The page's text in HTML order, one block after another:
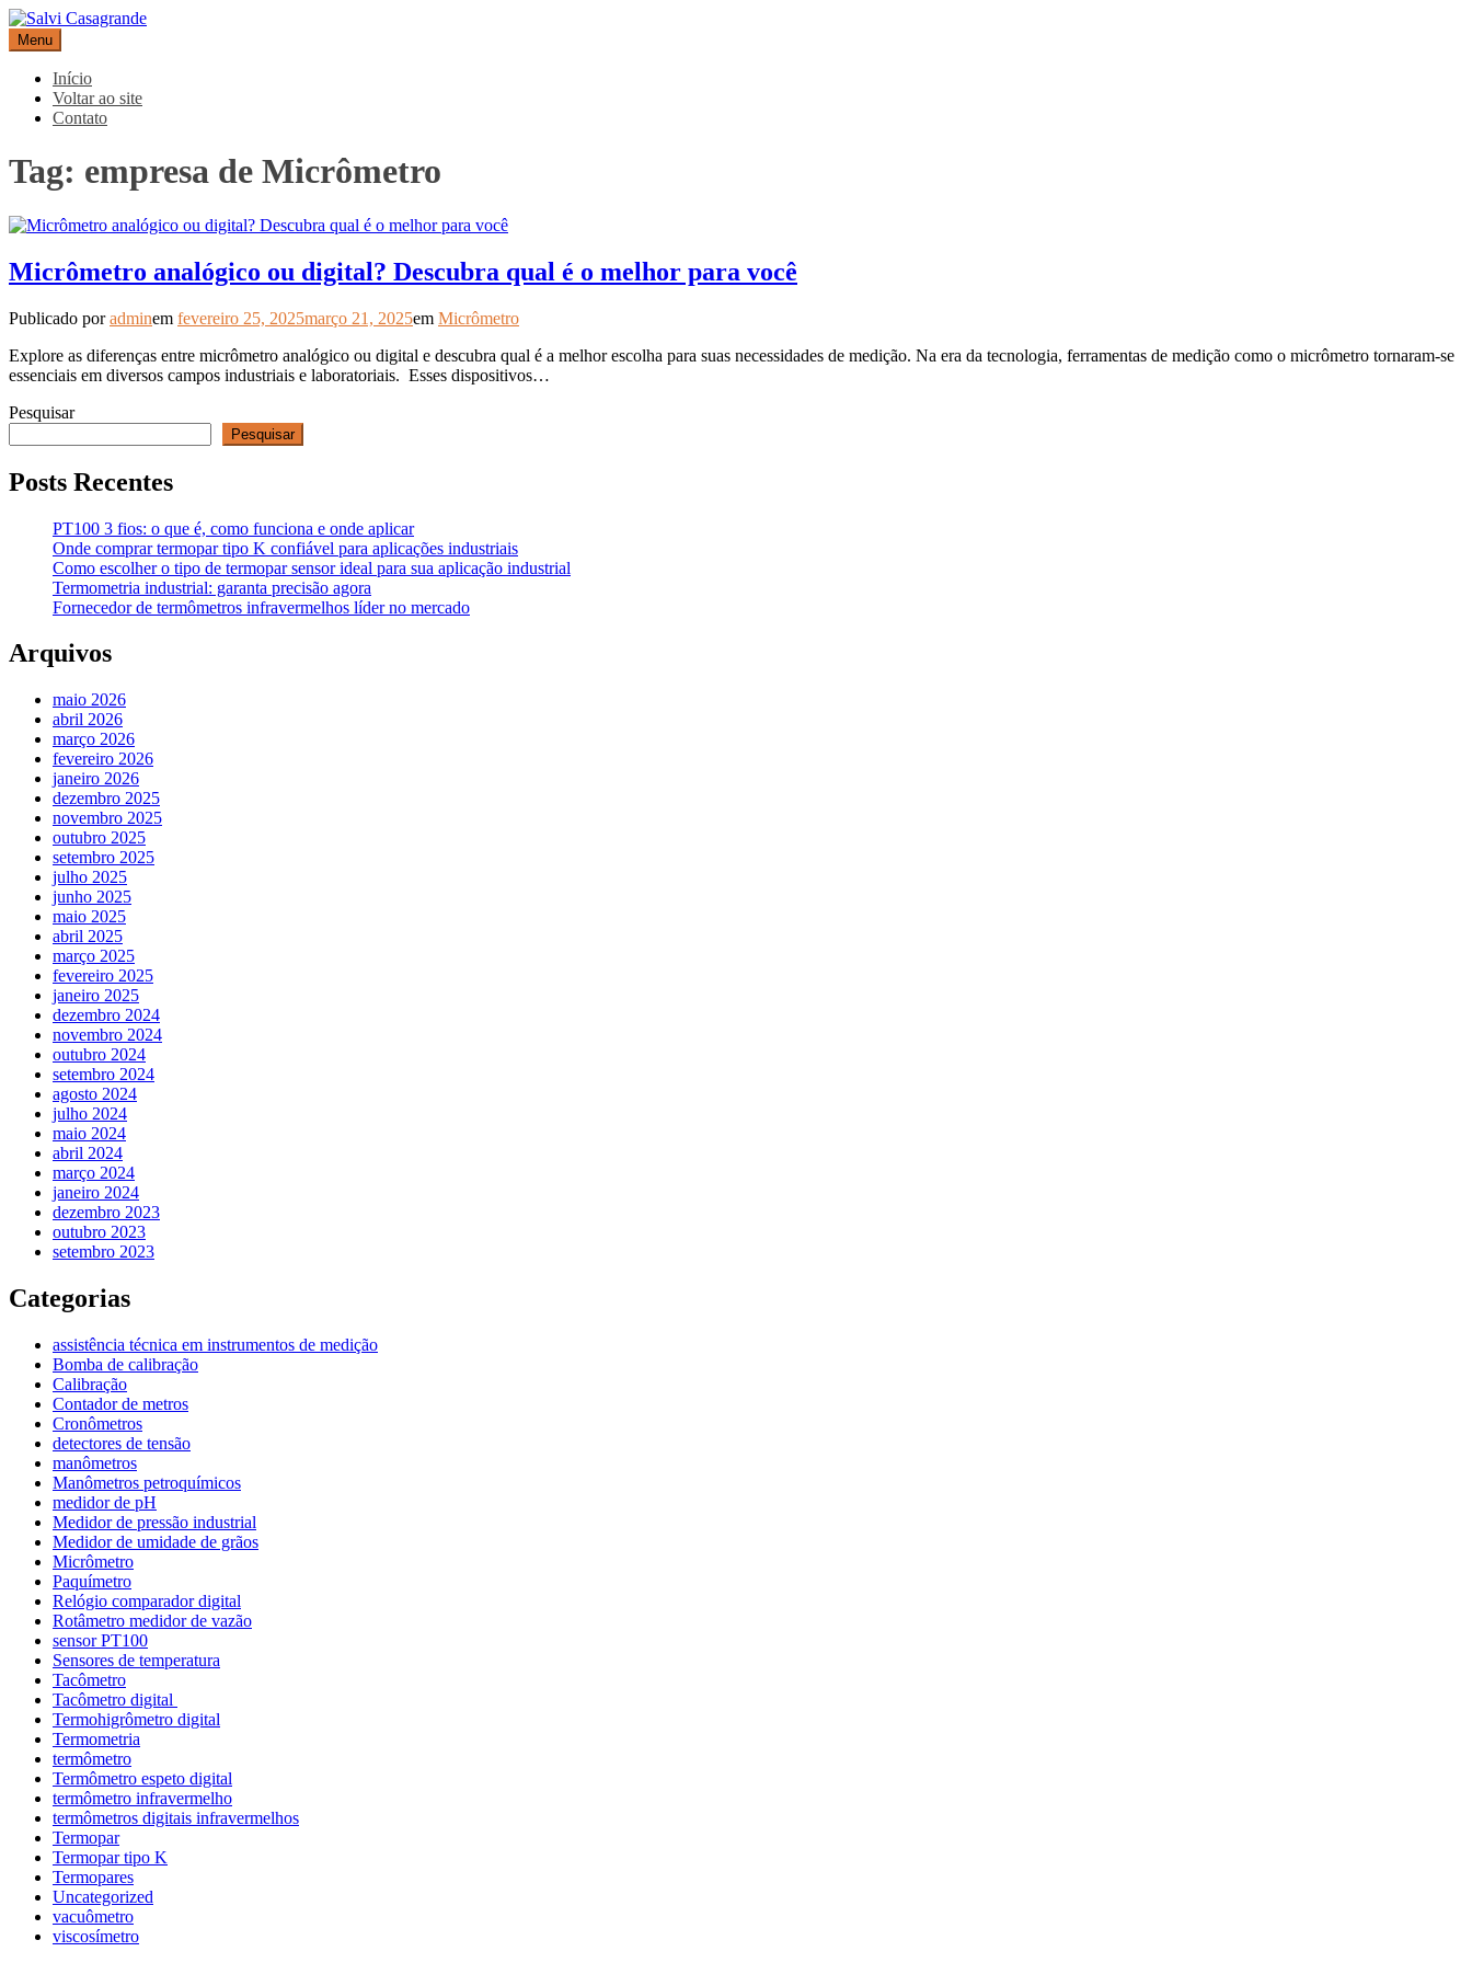
Pular
para
o
conteúdo
Salvi Casagrande
Especialistas em equipamentos de medição e automação
Menu
Início
Voltar ao site
Contato
Tag: empresa de Micrômetro
Micrômetro analógico ou digital? Descubra qual é o melhor para você
Publicado poradminem fevereiro 25, 2025março 21, 2025em Micrômetro
Explore as diferenças entre micrômetro analógico ou digital e descubra qual é a melhor escolha para suas necessidades de medição. Na era da tecnologia, ferramentas de medição como o micrômetro tornaram-se
essenciais em diversos campos industriais e laboratoriais. Esses dispositivos…
Pesquisar
Pesquisar
Posts Recentes
PT100 3 fios: o que é, como funciona e onde aplicar
Onde comprar termopar tipo K confiável para aplicações industriais
Como escolher o tipo de termopar sensor ideal para sua aplicação industrial
Termometria industrial: garanta precisão agora
Fornecedor de termômetros infravermelhos líder no mercado
Arquivos
maio 2026
abril 2026
março 2026
fevereiro 2026
janeiro 2026
dezembro 2025
novembro 2025
outubro 2025
setembro 2025
julho 2025
junho 2025
maio 2025
abril 2025
março 2025
fevereiro 2025
janeiro 2025
dezembro 2024
novembro 2024
outubro 2024
setembro 2024
agosto 2024
julho 2024
maio 2024
abril 2024
março 2024
janeiro 2024
dezembro 2023
outubro 2023
setembro 2023
Categorias
assistência técnica em instrumentos de medição
Bomba de calibração
Calibração
Contador de metros
Cronômetros
detectores de tensão
manômetros
Manômetros petroquímicos
medidor de pH
Medidor de pressão industrial
Medidor de umidade de grãos
Micrômetro
Paquímetro
Relógio comparador digital
Rotâmetro medidor de vazão
sensor PT100
Sensores de temperatura
Tacômetro
Tacômetro digital
Termohigrômetro digital
Termometria
termômetro
Termômetro espeto digital
termômetro infravermelho
termômetros digitais infravermelhos
Termopar
Termopar tipo K
Termopares
Uncategorized
vacuômetro
viscosímetro